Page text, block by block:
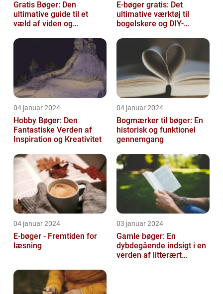
Gratis Bøger: Den
ultimative guide til et
væld af viden og
E-bøger gratis: Det
ultimative værktøj til
bogelskere og DIY-
04 januar 2024
Hobby Bøger: Den
Fantastiske Verden af
Inspiration og Kreativitet
04 januar 2024
Bogmærker til bøger: En
historisk og funktionel
gennemgang
04 januar 2024
E-bøger - Fremtiden for
læsning
03 januar 2024
Gamle bøger: En
dybdegående indsigt i en
verden af litterært